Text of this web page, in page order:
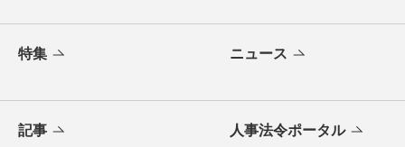
特集 ニュース
記事 人事法令ポータル